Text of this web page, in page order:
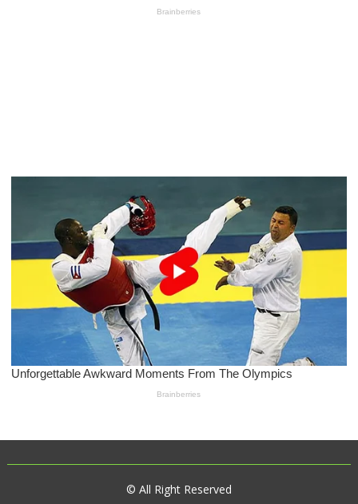
© All Right Reserved